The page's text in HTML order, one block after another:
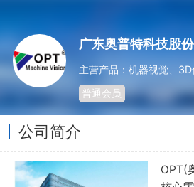
广东奥普特科技股
普通会员
公司简介
OPT(